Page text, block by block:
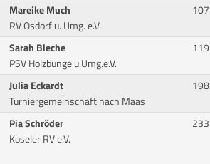
Mareike Much
RV Osdorf u. Umg. e.V.
107
Sarah Bieche
PSV Holzbunge u.Umg.e.V.
119
Julia Eckardt
Turniergemeinschaft nach Maas
198
Pia Schröder
Koseler RV e.V.
233